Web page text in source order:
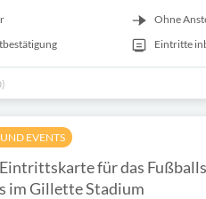
Ohne
Eintritte
EVENTS
für das
im Gillette Stadium